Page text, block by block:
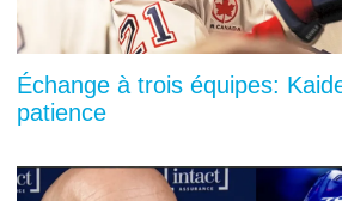
Échange à trois équipes:
patience